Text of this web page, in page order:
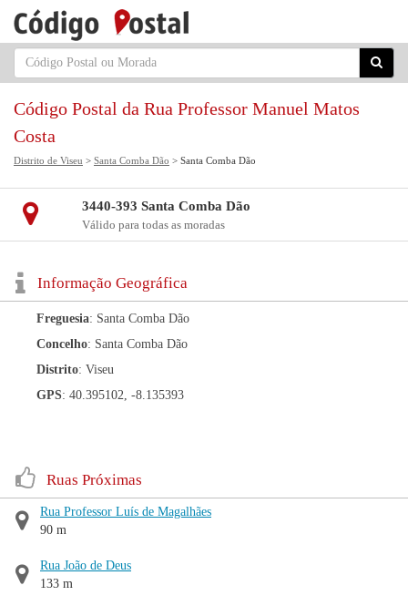
Código Postal da Rua Professor Manuel Matos
Costa
Distrito de Viseu > Santa Comba Dão > Santa Comba Dão
3440-393 Santa Comba Dão
Válido para todas as moradas
Informação Geográfica
Freguesia: Santa Comba Dão
Concelho: Santa Comba Dão
Distrito: Viseu
GPS: 40.395102, -8.135393
Ruas Próximas
Rua Professor Luís de Magalhães
90 m
Rua João de Deus
133 m